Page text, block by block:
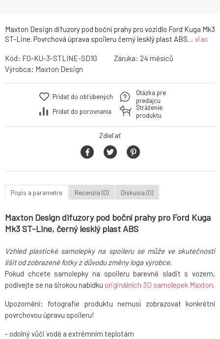
Maxton Design difuzory pod boční prahy pro vozidlo Ford Kuga Mk3
ST-Line. Povrchová úprava spoileru černý lesklý plast ABS.... viac
Kód: FO-KU-3-STLINE-SD1G Záruka: 24
Výrobca: Maxton Design
Pridať do obľúbených
Pridať do porovnania
Otázka pre
predajcu
Stráženie
produktu
Zdieľať
Popis a parametre Recenzia (0) Diskusia (0)
Maxton Design difuzory pod boční prahy pro Ford Kuga
Mk3 ST-Line, černý lesklý plast ABS
Vzhled plastické samolepky na spoileru se může ve skutečnosti
lišit od zobrazené fotky z důvodu změny loga výrobce.
Pokud chcete samolepky na spoileru barevně sladit s vozem,
podívejte se na širokou nabídku originálních 3D samolepek Maxton.
Upozornění: fotografie produktu nemusí zobrazovat konkrétní
povrchovou úpravu spoileru!
- odolný vůči vodě a extrémním teplotám